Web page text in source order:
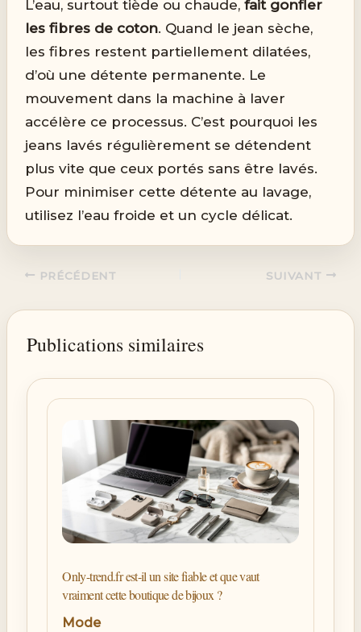
L’eau, surtout tiède ou chaude,fait gonfler
les fibres de coton. Quand le jean sèche,
les fibres restent partiellement dilatées,
d’où une détente permanente. Le
mouvement dans la machine à laver
accélère ce processus. C’est pourquoi les
jeans lavés régulièrement se détendent
plus vite que ceux portés sans être lavés.
Pour minimiser cette détente au lavage,
utilisez l’eau froide et un cycle délicat.
PRÉCÉDENT SUIVANT
Publications similaires
Only-trend.fr est-il un site fiable et que vaut
vraiment cette boutique de bijoux ?
Mode